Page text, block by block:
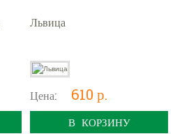
Львица
Цена: 610 р.
В КОРЗИНУ